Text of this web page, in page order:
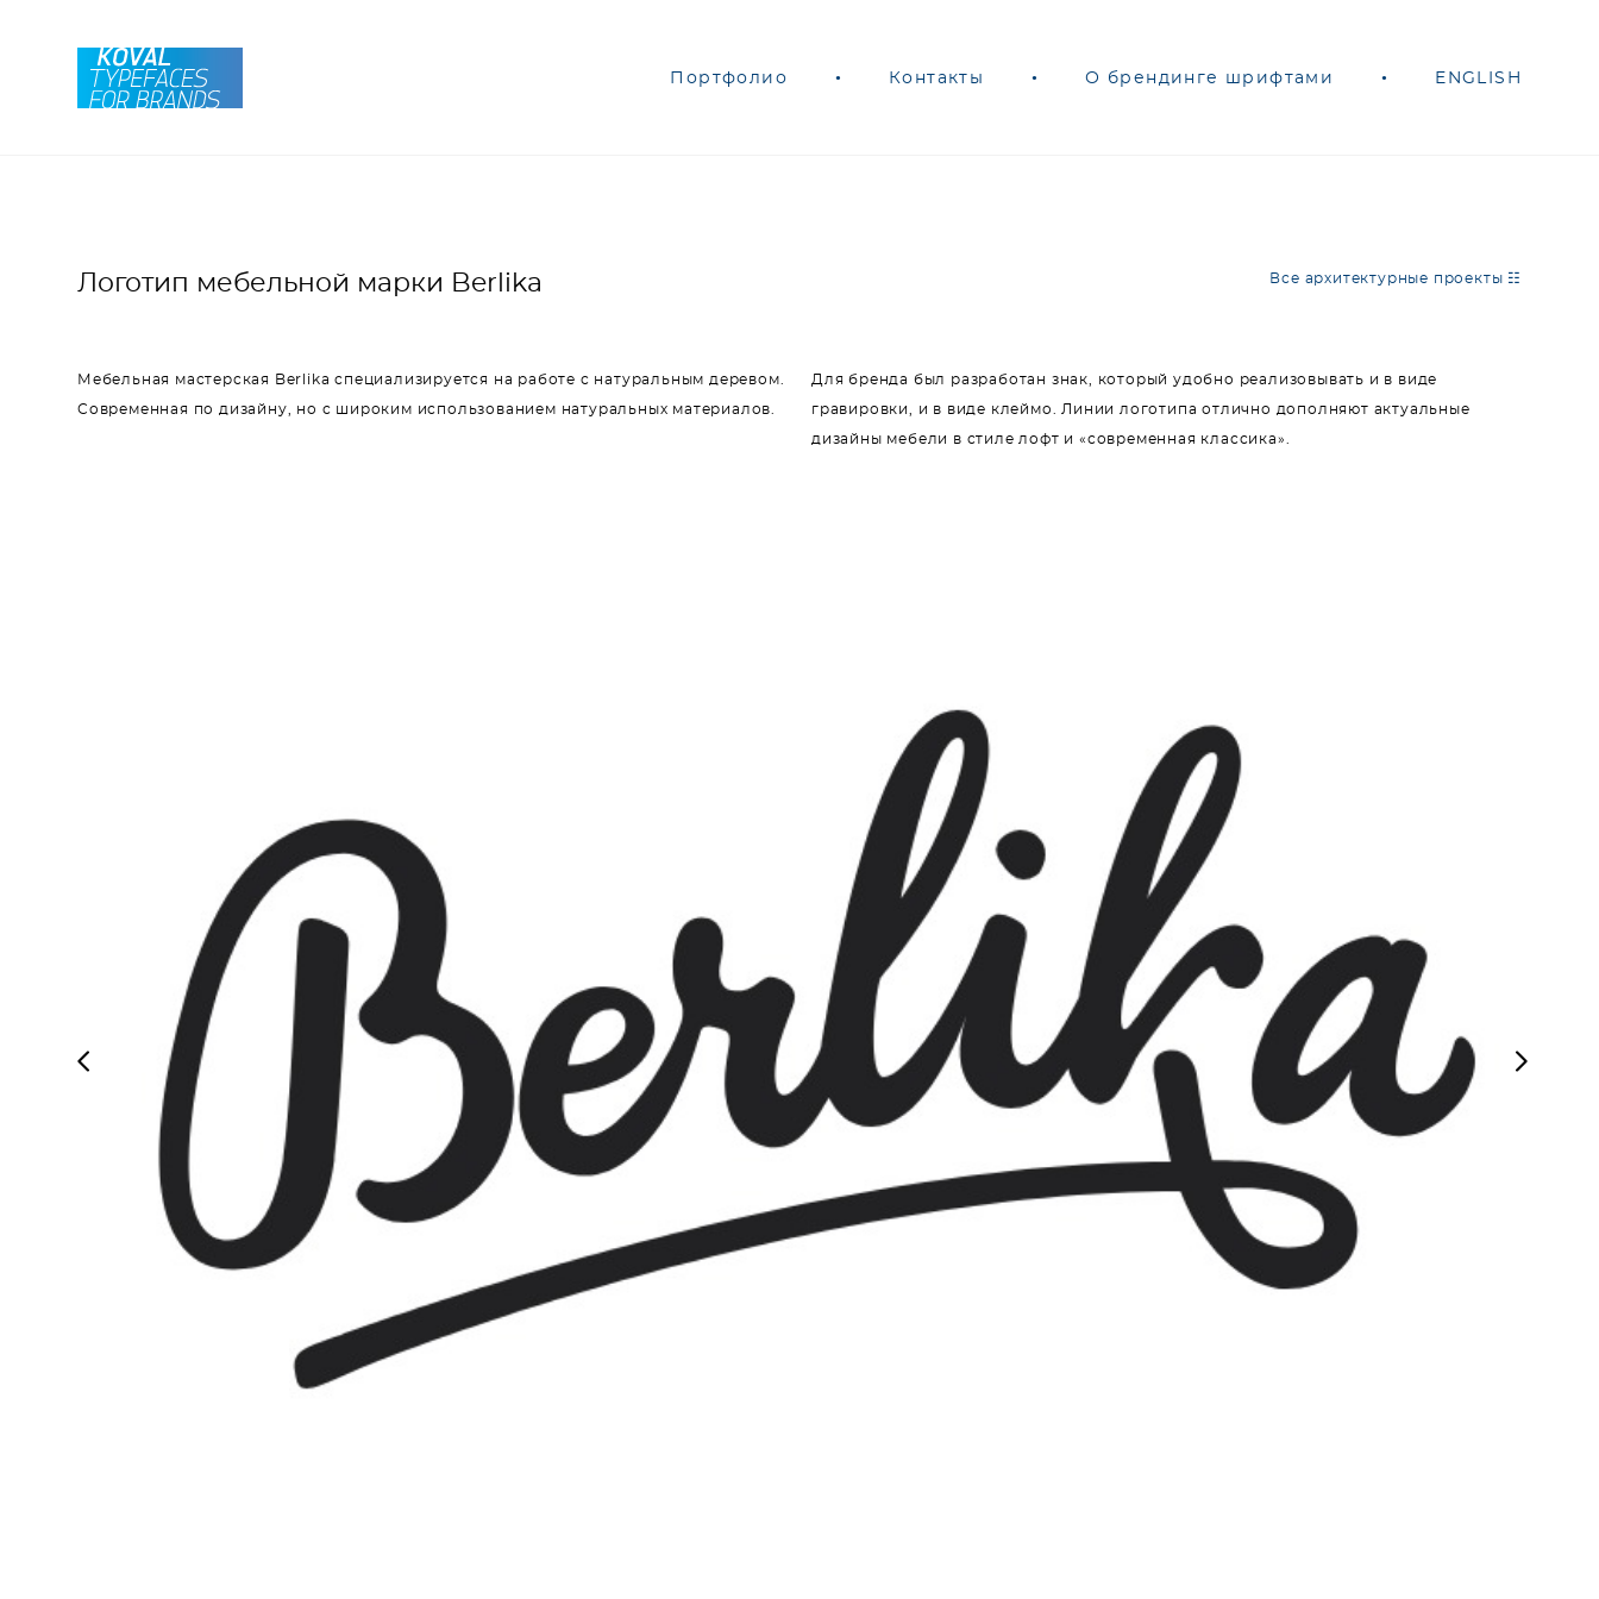
Портфолио • Контакты • О брендинге шрифтами • ENGLISH
Портфолио • Контакты • О брендинге шрифтами • ENGLISH
Логотип мебельной марки Berlika Все архитектурные проекты ☷
Мебельная мастерская Berlika специализируется на работе с натуральным деревом.
Современная по дизайну, но с широким использованием натуральных материалов.
Для бренда был разработан знак, который удобно реализовывать и в виде
гравировки, и в виде клеймо. Линии логотипа отлично дополняют актуальные
дизайны мебели в стиле лофт и «современная классика».